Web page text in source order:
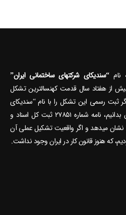
نام“سندیکای شرکتهای ساختمانی ایران”
شناخته می‎ شود با بیش از هفتاد سال قدمت کهنسال‎ترین تشکل
ثبت رسمی این تشکل را با نام “سندیکای
شرکتهای ساختمانی” تولد اسمی آن بدانیم، نامه شماره ۲۷۸۵۱ ثبت کل اسناد و
املاک تاریخ ۱۱ اسفند ۱۳۲۶ ه.ش را نشان می‎دهد و اگر واقعیت تشکیل عملی آن
که هنوز قانون کار در ایران وجود نداشت.